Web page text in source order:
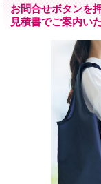
お問合せボタンを
見積書でご案内い